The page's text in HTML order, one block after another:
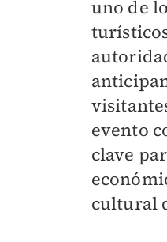
uno de
evento
clave
cultural